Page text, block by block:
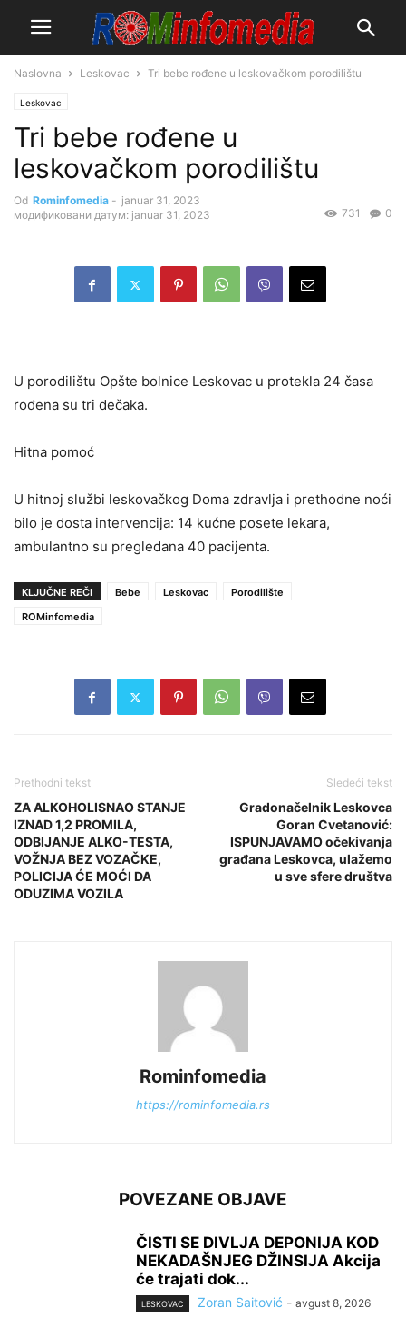
Naslovna Leskovac Tri bebe rođene u leskovačkom porodilištu
Leskovac
Tri bebe rođene u
leskovačkom porodilištu
Od Rominfomedia - januar 31, 2023
модификовани датум: januar 31, 2023
0
731
U porodilištu Opšte bolnice Leskovac u protekla 24 časa
rođena su tri dečaka.
Hitna pomoć
U hitnoj službi leskovačkog Doma zdravlja i prethodne noći
bilo je dosta intervencija: 14 kućne posete lekara,
ambulantno su pregledana 40 pacijenta.
KLJUČNE REČI Bebe Leskovac
Porodilište
ROMinfomedia
Prethodni tekst
ZA ALKOHOLISNAO STANJE
IZNAD 1,2 PROMILA,
ODBIJANJE ALKO-TESTA,
VOŽNJA BEZ VOZAČKE,
POLICIJA ĆE MOĆI DA
ODUZIMA VOZILA
Sledeći tekst
Gradonačelnik Leskovca
Goran Cvetanović:
ISPUNJAVAMO očekivanja
građana Leskovca, ulažemo
u sve sfere društva
Rominfomedia
https://rominfomedia.rs
POVEZANE OBJAVE
ČISTI SE DIVLJA DEPONIJA KOD
NEKADAŠNJEG DŽINSIJA Akcija
će trajati dok...
LESKOVAC Zoran Saitović - avgust 8, 2026